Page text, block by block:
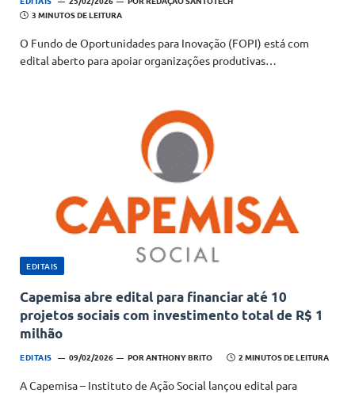
3 MINUTOS DE LEITURA
O Fundo de Oportunidades para Inovação (FOPI) está com
edital aberto para apoiar organizações produtivas…
EDITAIS
Capemisa abre edital para financiar até 10
projetos sociais com investimento total de R$ 1
milhão
EDITAIS 09/02/2026 POR ANTHONY BRITO 2 MINUTOS DE LEITURA
A Capemisa – Instituto de Ação Social lançou edital para